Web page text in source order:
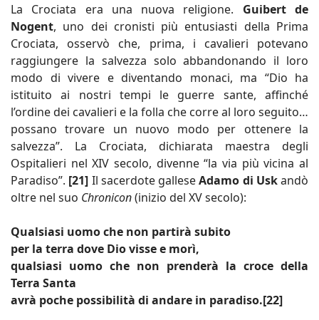
La Crociata era una nuova religione. Guibert de
Nogent, uno dei cronisti più entusiasti della Prima
Crociata, osservò che, prima, i cavalieri potevano
raggiungere la salvezza solo abbandonando il loro
modo di vivere e diventando monaci, ma “Dio ha
istituito ai nostri tempi le guerre sante, affinché
l’ordine dei cavalieri e la folla che corre al loro seguito…
possano trovare un nuovo modo per ottenere la
salvezza”. La Crociata, dichiarata maestra degli
Ospitalieri nel XIV secolo, divenne “la via più vicina al
Paradiso”. [21] Il sacerdote galleseAdamo di Uskandò
oltre nel suo Chronicon(inizio del XV secolo):
Qualsiasi uomo che non partirà subito
per la terra dove Dio visse e morì,
qualsiasi uomo che non prenderà la croce della
Terra Santa
avrà poche possibilità di andare in paradiso.[22]